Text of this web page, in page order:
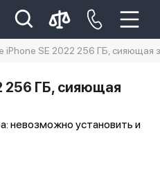
14
iPhone SE 2022 256 ГБ, сияющая
256 ГБ, сияющая
невозможно установить и